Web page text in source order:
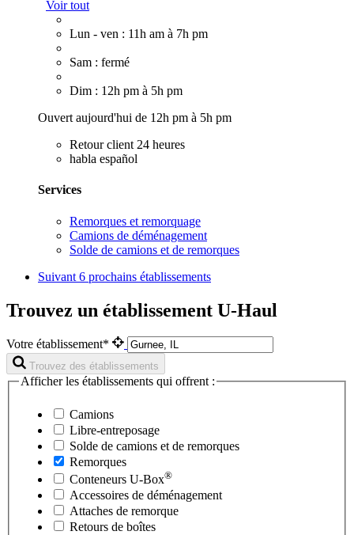
Voir tout
Lun - ven : 11h am à 7h pm
Sam : fermé
Dim : 12h pm à 5h pm
Ouvert aujourd'hui de 12h pm à 5h pm
Retour client 24 heures
habla español
Services
Remorques et remorquage
Camions de déménagement
Solde de camions et de remorques
Suivant 6 prochains établissements
Trouvez un établissement U-Haul
Votre établissement*
Trouvez des établissements
Afficher les établissements qui offrent :
Camions
Libre-entreposage
Solde de camions et de remorques
Remorques
Conteneurs U-Box®
Accessoires de déménagement
Attaches de remorque
Retours de boîtes